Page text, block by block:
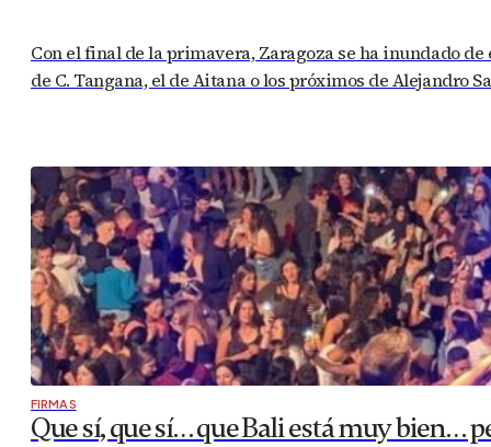
Con el final de la primavera, Zaragoza se ha inundado
de C. Tangana, el de Aitana o los próximos de Alejandro
FIRMAS
Que sí, que sí… que Bali está muy bien…